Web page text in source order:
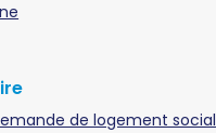
de logement social